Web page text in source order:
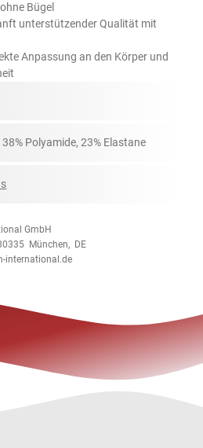
Bügel
unterstützender Qualität mit
Anpassung an den Körper und
Polyamide, 23% Elastane
GmbH
München, DE
international.de